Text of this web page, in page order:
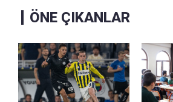
ÖNE ÇIKANLAR